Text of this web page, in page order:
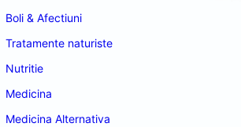
Boli & Afectiuni
Tratamente naturiste
Nutritie
Medicina
Medicina Alternativa